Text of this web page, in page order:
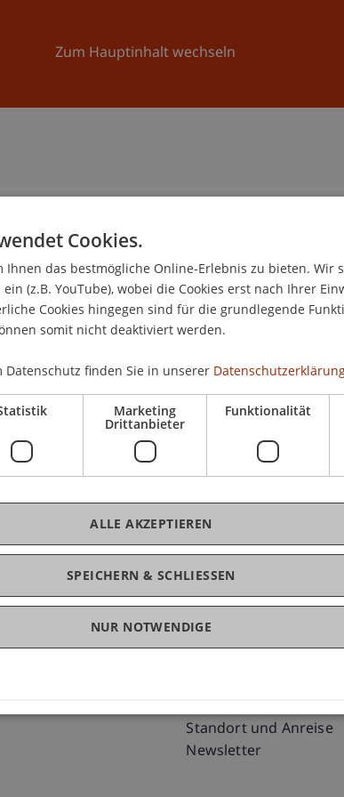
Zum Hauptinhalt wechseln
Universität Aktuelles
Rechtliche Hinweise
Fußzeile
Standort und Anreise
Newsletter
Cookies.
Ihnen das bestmögliche Online-Erlebnis zu bieten. Wir
(z.B. YouTube), wobei die Cookies erst nach Ihrer
Cookies hingegen sind für die grundlegende
somit nicht deaktiviert werden.
finden Sie in unserer
Marketing
Drittanbieter
Funktionalität
SPEICHERN & SCHLIESSEN
ALLE AKZEPTIEREN
NUR NOTWENDIGE